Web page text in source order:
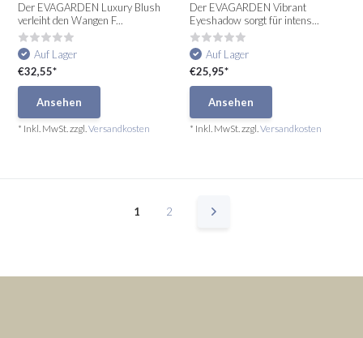
Der EVAGARDEN Luxury Blush
verleiht den Wangen F...
Auf Lager
€32,55*
Ansehen
* Inkl. MwSt. zzgl.Versandkosten
Der EVAGARDEN Vibrant
Eyeshadow sorgt für intens...
Auf Lager
€25,95*
Ansehen
* Inkl. MwSt. zzgl.Versandkosten
1 2